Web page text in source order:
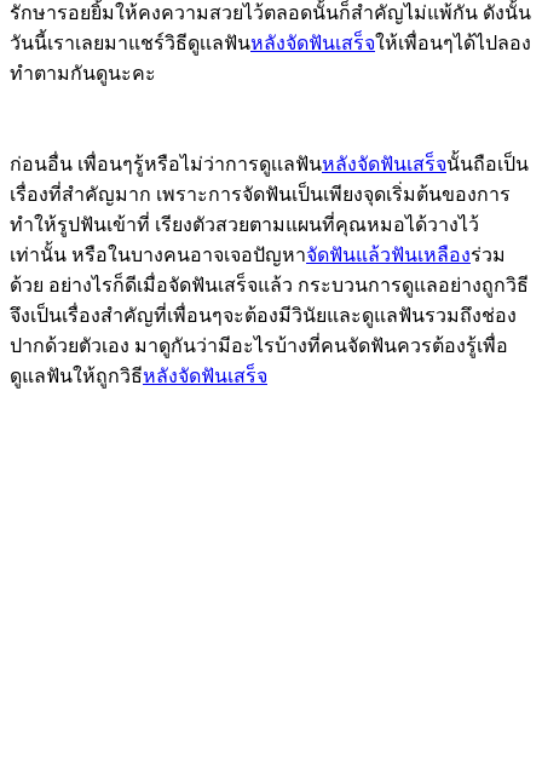
รักษารอยยิ้มให้คงความสวยไว้ตลอดนั้นก็สำคัญไม่แพ้กัน ดังนั้น
วันนี้เราเลยมาแชร์วิธีดูเเลฟันหลังจัดฟันเสร็จให้เพื่อนๆได้ไปลอง
ทำตามกันดูนะคะ
ก่อนอื่น เพื่อนๆรู้หรือไม่ว่าการดูเเลฟันหลังจัดฟันเสร็จนั้นถือเป็น
เรื่องที่สำคัญมาก เพราะการจัดฟันเป็นเพียงจุดเริ่มต้นของการ
ทำให้รูปฟันเข้าที่ เรียงตัวสวยตามแผนที่คุณหมอได้วางไว้
เท่านั้น หรือในบางคนอาจเจอปัญหาจัดฟันแล้วฟันเหลืองร่วม
ด้วย อย่างไรก็ดีเมื่อจัดฟันเสร็จแล้ว กระบวนการดูแลอย่างถูกวิธี
จึงเป็นเรื่องสำคัญที่เพื่อนๆจะต้องมีวินัยและดูแลฟันรวมถึงช่อง
ปากด้วยตัวเอง มาดูกันว่ามีอะไรบ้างที่คนจัดฟันควรต้องรู้เพื่อ
ดูแลฟันให้ถูกวิธีหลังจัดฟันเสร็จ